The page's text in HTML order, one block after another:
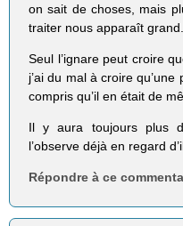
on sait de choses, mais
traiter nous apparaît grand.
Seul l’ignare peut croire
j’ai du mal à croire
compris qu’il en était de
Il y aura toujours plus
l’observe déjà en regard
Répondre à ce